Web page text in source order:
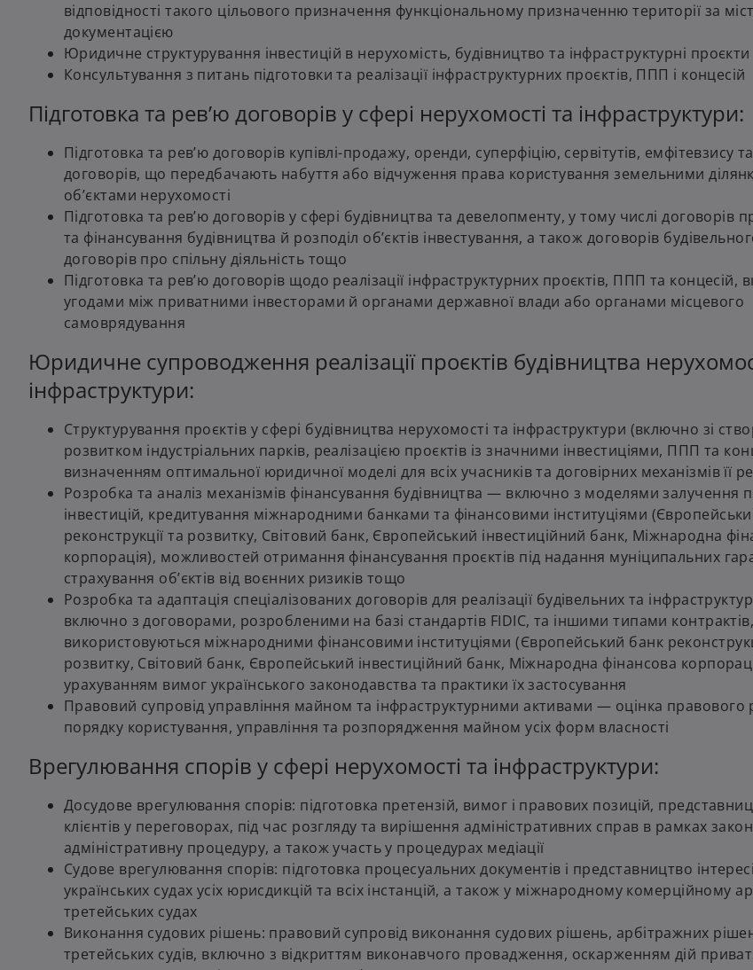
відповідності такого цільового призначення функціональному призначенню території за
документацією
Юридичне структурування інвестицій в нерухомість, будівництво та інфраструктурні проєкти
Консультування з питань підготовки та реалізації інфраструктурних проєктів, ППП і концесій
Підготовка та рев’ю договорів у сфері нерухомості та інфраструктури:
Підготовка та рев’ю договорів купівлі-продажу, оренди, суперфіцію, сервітутів, емфітевзису
договорів, що передбачають набуття або відчуження права користування земельними
об’єктами нерухомості
Підготовка та рев’ю договорів у сфері будівництва та девелопменту, у тому числі договорів
та фінансування будівництва й розподіл об’єктів інвестування, а також договорів
договорів про спільну діяльність тощо
Підготовка та рев’ю договорів щодо реалізації інфраструктурних проєктів, ППП та концесій,
угодами між приватними інвесторами й органами державної влади або органами місцевого
самоврядування
Юридичне супроводження реалізації проєктів будівництва
інфраструктури:
Структурування проєктів у сфері будівництва нерухомості та інфраструктури (включно зі
розвитком індустріальних парків, реалізацією проєктів із значними інвестиціями, ППП та
визначенням оптимальної юридичної моделі для всіх учасників та договірних механізмів її
Розробка та аналіз механізмів фінансування будівництва — включно з моделями залучення
інвестицій, кредитування міжнародними банками та фінансовими інституціями
реконструкції та розвитку, Світовий банк, Європейський інвестиційний банк, Міжнародна
корпорація), можливостей отримання фінансування проєктів під надання муніципальних
страхування об’єктів від воєнних ризиків тощо
Розробка та адаптація спеціалізованих договорів для реалізації будівельних та
включно з договорами, розробленими на базі стандартів FIDIC, та іншими типами
використовуються міжнародними фінансовими інституціями (Європейський банк
розвитку, Світовий банк, Європейський інвестиційний банк, Міжнародна фінансова
урахуванням вимог українського законодавства та практики їх застосування
Правовий супровід управління майном та інфраструктурними активами — оцінка правового
порядку користування, управління та розпорядження майном усіх форм власності
Врегулювання спорів у сфері нерухомості та інфраструктури:
Досудове врегулювання спорів: підготовка претензій, вимог і правових позицій,
клієнтів у переговорах, під час розгляду та вирішення адміністративних справ в рамках
адміністративну процедуру, а також участь у процедурах медіації
Судове врегулювання спорів: підготовка процесуальних документів і представництво
українських судах усіх юрисдикцій та всіх інстанцій, а також у міжнародному комерційному
третейських судах
Виконання судових рішень: правовий супровід виконання судових рішень, арбітражних
третейських судів, включно з відкриттям виконавчого провадження, оскарженням дій